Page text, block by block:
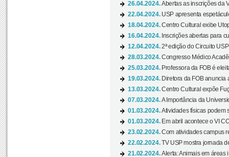
26.04.2024.Abertas as inscrições da
22.04.2024. USP apresenta
18.04.2024.Centro Cultural exibe
16.04.2024. Inscrições abertas para
12.04.2024.2ª edição do Circuito
28.03.2024.Congresso Médico
25.03.2024. Professora da FOB é
19.03.2024. Diretora da FOB anuncia
13.03.2024.Centro Cultural expõe
07.03.2024.A Importância da
01.03.2024.Atividades físicas podem
01.03.2024. Em abril acontece o VI
23.02.2024.Com atividades campus
22.02.2024.TV USP mostra jornada
21.02.2024.Alerta: Animais em áreas